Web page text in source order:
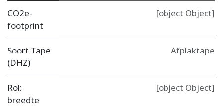
CO2e-
footprint
[object Object]
Soort Tape
(DHZ)
Afplaktape
Rol:
breedte
[object Object]